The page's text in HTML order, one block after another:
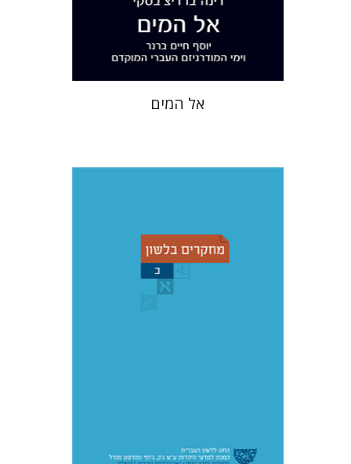
הנחת אתר ספר מודפס
$31
$28
אל המים
כריסטיאן שטאדל
יוחנן ברויאר
שמואל פסברג